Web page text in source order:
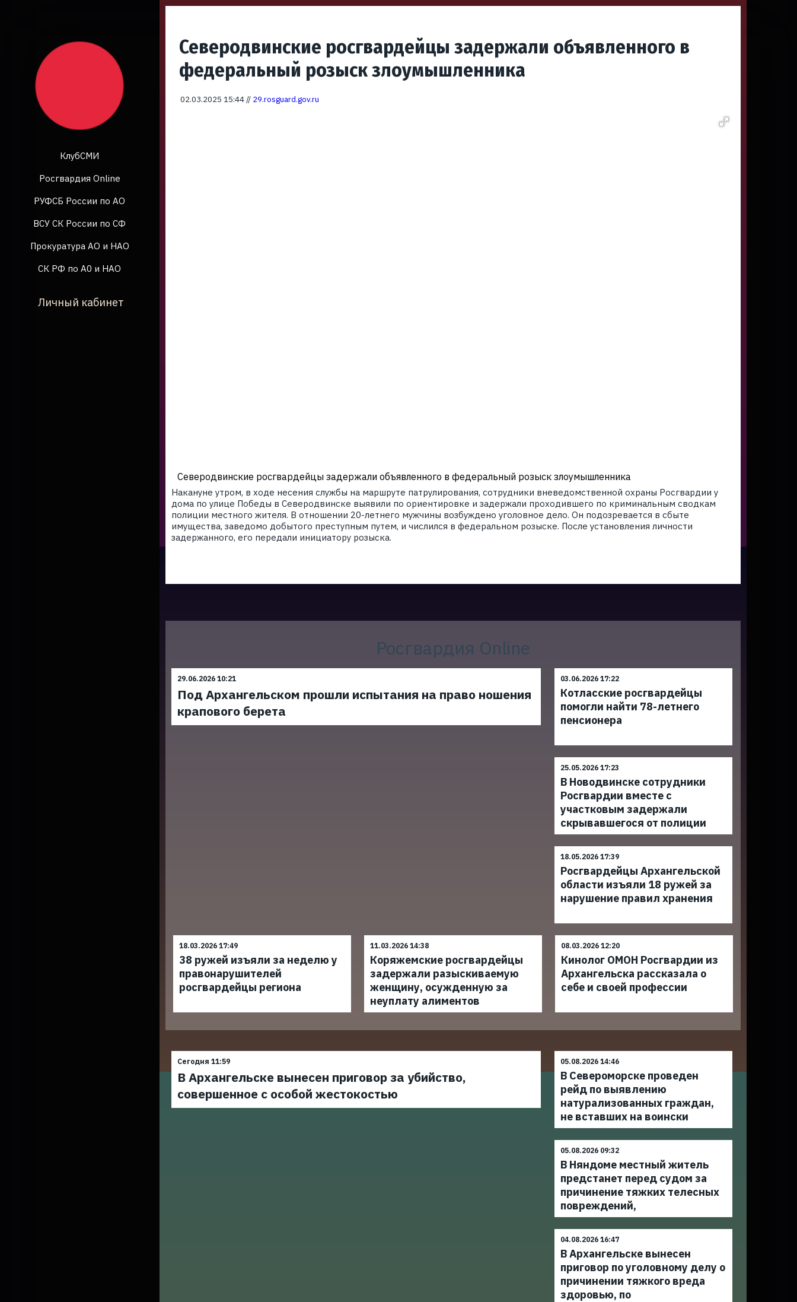
КлубСМИ
Росгвардия Online
РУФСБ России по АО
ВСУ СК России по СФ
Прокуратура АО и НАО
СК РФ по А0 и НАО
Личный кабинет
Северодвинские росгвардейцы задержали объявленного в
федеральный розыск злоумышленника
02.03.2025 15:44 // 29.rosguard.gov.ru
Северодвинские росгвардейцы задержали объявленного в федеральный розыск злоумышленника
Накануне утром, в ходе несения службы на маршруте патрулирования, сотрудники вневедомственной охраны Росгвардии у
дома по улице Победы в Северодвинске выявили по ориентировке и задержали проходившего по криминальным сводкам
полиции местного жителя. В отношении 20-летнего мужчины возбуждено уголовное дело. Он подозревается в сбыте
имущества, заведомо добытого преступным путем, и числился в федеральном розыске. После установления личности
задержанного, его передали инициатору розыска.
Росгвардия Online
29.06.2026 10:21
Под Архангельском прошли испытания на право ношения
крапового берета
03.06.2026 17:22
Котласские росгвардейцы
помогли найти 78-летнего
пенсионера
25.05.2026 17:23
В Новодвинске сотрудники
Росгвардии вместе с
участковым задержали
скрывавшегося от полиции
18.05.2026 17:39
Росгвардейцы Архангельской
области изъяли 18 ружей за
нарушение правил хранения
18.03.2026 17:49
38 ружей изъяли за неделю у
правонарушителей
росгвардейцы региона
11.03.2026 14:38
Коряжемские росгвардейцы
задержали разыскиваемую
женщину, осужденную за
неуплату алиментов
08.03.2026 12:20
Кинолог ОМОН Росгвардии из
Архангельска рассказала о
себе и своей профессии
Сегодня 11:59
В Архангельске вынесен приговор за убийство,
совершенное с особой жестокостью
05.08.2026 14:46
В Североморске проведен
рейд по выявлению
натурализованных граждан,
не вставших на воински
05.08.2026 09:32
В Няндоме местный житель
предстанет перед судом за
причинение тяжких телесных
повреждений,
04.08.2026 16:47
В Архангельске вынесен
приговор по уголовному делу о
причинении тяжкого вреда
здоровью, по